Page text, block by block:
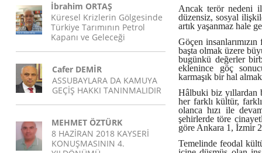
İbrahim ORTAŞ
Küresel Krizlerin Gölgesinde
Türkiye Tarımının Petrol
Kapanı ve Geleceği
Cafer DEMİR
ASSUBAYLARA DA KAMUYA
GEÇİŞ HAKKI TANINMALIDIR
MEHMET ÖZTÜRK
8 HAZİRAN 2018 KAYSERİ
KONUŞMASININ 4.
Ancak terör nedeni
düzensiz, sosyal
artık yaşanmaz hale
Göçen
başta olmak üzere
bugünkü değerler
eklenince göç
karmaşık bir hal
Hâlbuki biz yıllardan
her farklı kültür,
olanca hızı ile
şehirlerde töre
göre Ankara 1, İzmir
Temelinde feodal